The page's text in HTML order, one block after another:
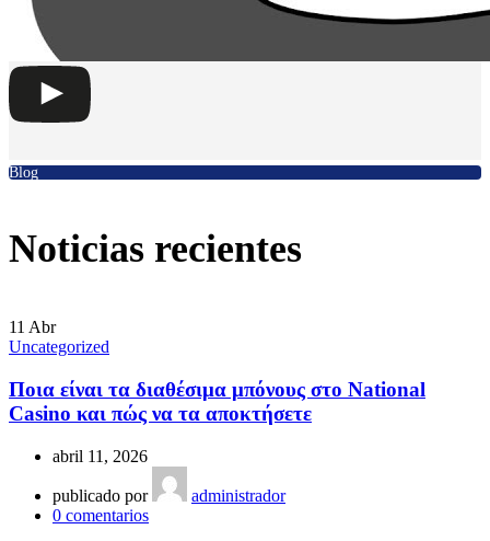
Blog
Noticias recientes
11 Abr
Uncategorized
Ποια είναι τα διαθέσιμα μπόνους στο National
Casino και πώς να τα αποκτήσετε
abril 11, 2026
publicado por
administrador
0 comentarios